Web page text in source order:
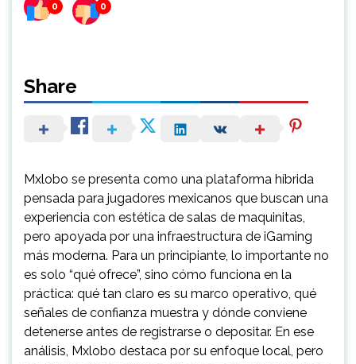
0 0
Share
Mxlobo se presenta como una plataforma híbrida
pensada para jugadores mexicanos que buscan una
experiencia con estética de salas de maquinitas,
pero apoyada por una infraestructura de iGaming
más moderna. Para un principiante, lo importante no
es solo “qué ofrece”, sino cómo funciona en la
práctica: qué tan claro es su marco operativo, qué
señales de confianza muestra y dónde conviene
detenerse antes de registrarse o depositar. En ese
análisis, Mxlobo destaca por su enfoque local, pero